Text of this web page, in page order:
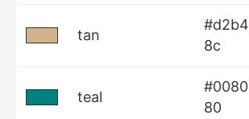
tan
#d2b4
8c
teal
#0080
80